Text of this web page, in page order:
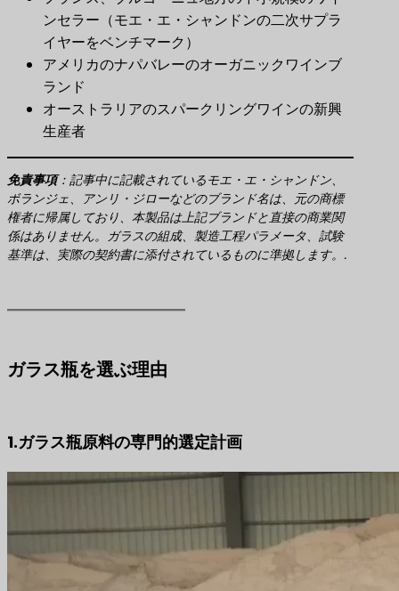
ンセラー（モエ・エ・シャンドンの二次サプラ
イヤーをベンチマーク）
アメリカのナパバレーのオーガニックワインブ
ランド
オーストラリアのスパークリングワインの新興
生産者
免責事項​：記事中に記載されているモエ・エ・シャンドン、
ボランジェ、アンリ・ジローなどのブランド名は、元の商標
権者に帰属しており、本製品は上記ブランドと直接の商業関
係はありません。ガラスの組成、製造工程パラメータ、試験
基準は、実際の契約書に添付されているものに準拠します。.
ガラス瓶を選ぶ理由
1.ガラス瓶原料の専門的選定計画